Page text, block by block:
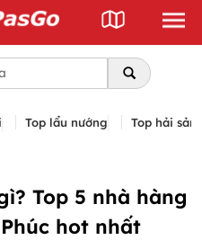
Top lẩu nướng Top hải sản
Top 5 nhà hàng
hot nhất